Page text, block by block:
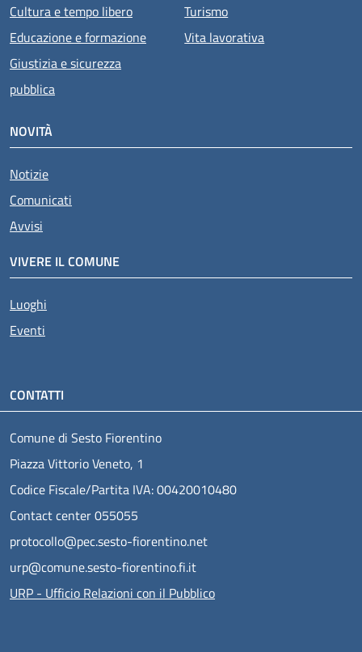
Cultura e tempo libero
Educazione e formazione
Giustizia e sicurezza
pubblica
Turismo
Vita lavorativa
NOVITÀ
Notizie
Comunicati
Avvisi
VIVERE IL COMUNE
Luoghi
Eventi
CONTATTI
Comune di Sesto Fiorentino
Piazza Vittorio Veneto, 1
Codice Fiscale/Partita IVA: 00420010480
Contact center 055055
protocollo@pec.sesto-fiorentino.net
urp@comune.sesto-fiorentino.fi.it
URP - Ufficio Relazioni con il Pubblico